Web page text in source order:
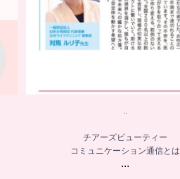
..
チアーズビューティー
コミュニケーション通信とは
...